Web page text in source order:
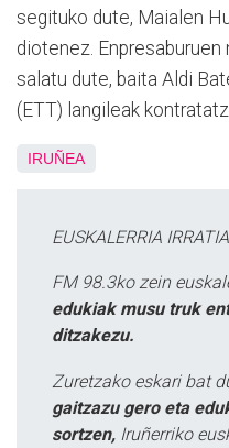
segituko dute, Maialen
diotenez.
salatu dute, baita Aldi
(ETT) langileak
IRUÑEA
EUSKALERRIA
FM 98.3ko zein
edukiak musu truk
ditzakezu.
Zuretzako eskari bat
gaitzazu gero eta
sortzen, Iruñerriko